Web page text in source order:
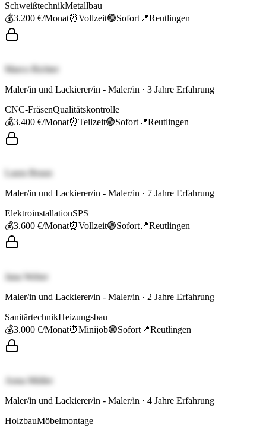
SchweißtechnikMetallbau
💰3.200 €/Monat⏰Vollzeit🟢Sofort 📍Reutlingen
Marco Richter
Maler/in und Lackierer/in - Maler/in · 3 Jahre Erfahrung
CNC-FräsenQualitätskontrolle
💰3.400 €/Monat⏰Teilzeit🟢Sofort 📍Reutlingen
Laura Braun
Maler/in und Lackierer/in - Maler/in · 7 Jahre Erfahrung
ElektroinstallationSPS
💰3.600 €/Monat⏰Vollzeit🟢Sofort 📍Reutlingen
Jana Weber
Maler/in und Lackierer/in - Maler/in · 2 Jahre Erfahrung
SanitärtechnikHeizungsbau
💰3.000 €/Monat⏰Minijob🟢Sofort 📍Reutlingen
Anna Müller
Maler/in und Lackierer/in - Maler/in · 4 Jahre Erfahrung
HolzbauMöbelmontage